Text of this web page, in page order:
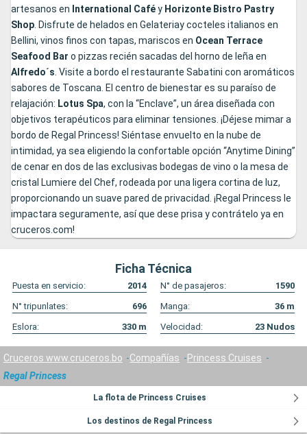
artesanos en International Caféy Horizonte Bistro Pastry
Shop. Disfrute de helados en Gelateriay cocteles italianos en
Bellini, vinos finos con tapas, mariscos en Ocean Terrace
Seafood Bar o pizzas recién sacadas del horno de leña en
Alfredo´s. Visite a bordo el restaurante Sabatini con aromáticos
sabores de Toscana. El centro de bienestar es su paraíso de
relajación: Lotus Spa, con la “Enclave”, un área diseñada con
objetivos terapéuticos para eliminar tensiones. ¡Déjese mimar a
bordo de Regal Princess! Siéntase envuelto en la nube de
intimidad, ya sea eligiendo la confortable opción “Anytime Dining”
de cenar en dos de las exclusivas bodegas de vino o la mesa de
cristal Lumiere del Chef, rodeada por una ligera cortina de luz,
proporcionando un suave pared de privacidad. ¡Regal Princess le
impactara seguramente, así que dese prisa y contrátelo ya en
cruceros.com!
Ficha Técnica
Puesta en servicio: 2014 N° de pasajeros:
1590
N° tripunlates:
696 Manga: 36 m
Eslora:
330 m Velocidad: 23 Nudos
Cruceros www.cruceros.bo Compañías
Princess Cruises
Regal Princess
La flota de Princess Cruises
Los destinos de Regal Princess